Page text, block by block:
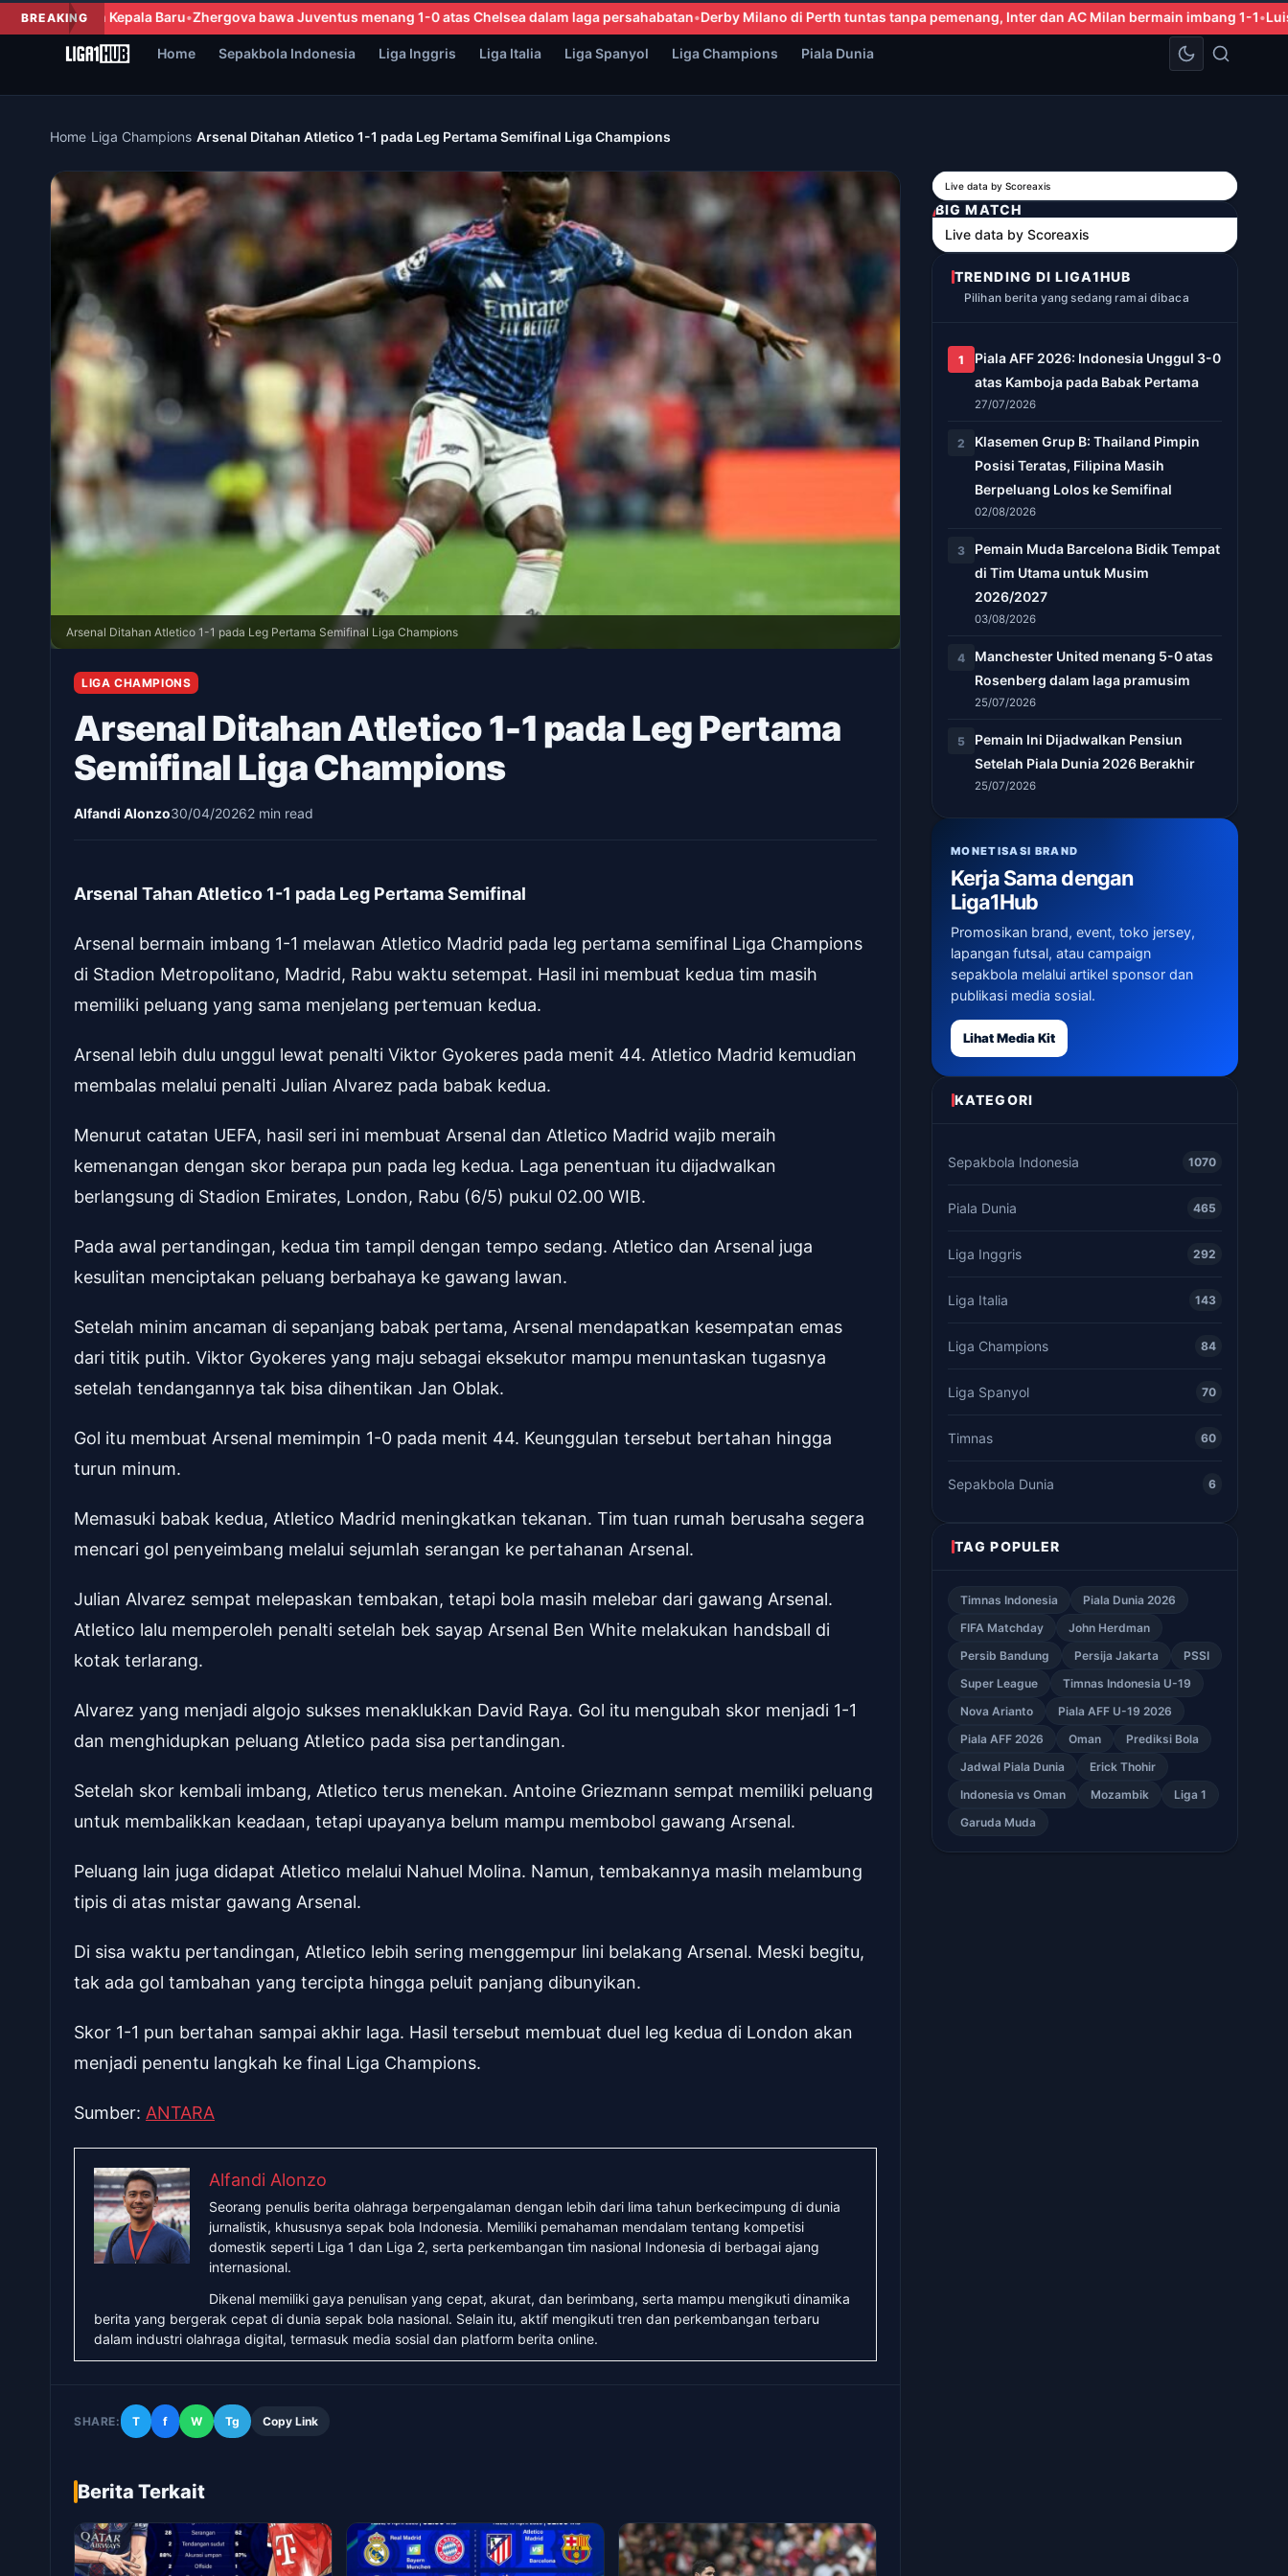
BREAKING
bawa Juventus menang 1-0 atas Chelsea dalam laga persahabatan Derby Milano di Perth tuntas tanpa pemenang, Inter dan AC Milan bermain imbang 1-1 Luis Figo Desak Presiden FIFA Gianni
Home Sepakbola Indonesia Liga Inggris Liga Italia Liga Spanyol Liga Champions Piala Dunia
Home Liga Champions Arsenal Ditahan Atletico 1-1 pada Leg Pertama Semifinal Liga Champions
Arsenal Ditahan Atletico 1-1 pada Leg Pertama Semifinal Liga Champions
LIGA CHAMPIONS
Arsenal Ditahan Atletico 1-1 pada Leg Pertama
Semifinal Liga Champions
Alfandi Alonzo30/04/20262 min read
Arsenal Tahan Atletico 1-1 pada Leg Pertama Semifinal
Arsenal bermain imbang 1-1 melawan Atletico Madrid pada leg pertama semifinal Liga Champions
di Stadion Metropolitano, Madrid, Rabu waktu setempat. Hasil ini membuat kedua tim masih
memiliki peluang yang sama menjelang pertemuan kedua.
Arsenal lebih dulu unggul lewat penalti Viktor Gyokeres pada menit 44. Atletico Madrid kemudian
membalas melalui penalti Julian Alvarez pada babak kedua.
Menurut catatan UEFA, hasil seri ini membuat Arsenal dan Atletico Madrid wajib meraih
kemenangan dengan skor berapa pun pada leg kedua. Laga penentuan itu dijadwalkan
berlangsung di Stadion Emirates, London, Rabu (6/5) pukul 02.00 WIB.
Pada awal pertandingan, kedua tim tampil dengan tempo sedang. Atletico dan Arsenal juga
kesulitan menciptakan peluang berbahaya ke gawang lawan.
Setelah minim ancaman di sepanjang babak pertama, Arsenal mendapatkan kesempatan emas
dari titik putih. Viktor Gyokeres yang maju sebagai eksekutor mampu menuntaskan tugasnya
setelah tendangannya tak bisa dihentikan Jan Oblak.
Gol itu membuat Arsenal memimpin 1-0 pada menit 44. Keunggulan tersebut bertahan hingga
turun minum.
Memasuki babak kedua, Atletico Madrid meningkatkan tekanan. Tim tuan rumah berusaha segera
mencari gol penyeimbang melalui sejumlah serangan ke pertahanan Arsenal.
Julian Alvarez sempat melepaskan tembakan, tetapi bola masih melebar dari gawang Arsenal.
Atletico lalu memperoleh penalti setelah bek sayap Arsenal Ben White melakukan handsball di
kotak terlarang.
Alvarez yang menjadi algojo sukses menaklukkan David Raya. Gol itu mengubah skor menjadi 1-1
dan menghidupkan peluang Atletico pada sisa pertandingan.
Setelah skor kembali imbang, Atletico terus menekan. Antoine Griezmann sempat memiliki peluang
untuk membalikkan keadaan, tetapi upayanya belum mampu membobol gawang Arsenal.
Peluang lain juga didapat Atletico melalui Nahuel Molina. Namun, tembakannya masih melambung
tipis di atas mistar gawang Arsenal.
Di sisa waktu pertandingan, Atletico lebih sering menggempur lini belakang Arsenal. Meski begitu,
tak ada gol tambahan yang tercipta hingga peluit panjang dibunyikan.
Skor 1-1 pun bertahan sampai akhir laga. Hasil tersebut membuat duel leg kedua di London akan
menjadi penentu langkah ke final Liga Champions.
Sumber: ANTARA
Alfandi Alonzo
Seorang penulis berita olahraga berpengalaman dengan lebih dari lima tahun berkecimpung di dunia
jurnalistik, khususnya sepak bola Indonesia. Memiliki pemahaman mendalam tentang kompetisi
domestik seperti Liga 1 dan Liga 2, serta perkembangan tim nasional Indonesia di berbagai ajang
internasional.
Dikenal memiliki gaya penulisan yang cepat, akurat, dan berimbang, serta mampu mengikuti dinamika
berita yang bergerak cepat di dunia sepak bola nasional. Selain itu, aktif mengikuti tren dan perkembangan terbaru
dalam industri olahraga digital, termasuk media sosial dan platform berita online.
SHARE: T f W Tg Copy Link
Berita Terkait
Live data by Scoreaxis
BIG MATCH
Live data by Scoreaxis
TRENDING DI LIGA1HUB
Pilihan berita yang sedang ramai dibaca
1
Piala AFF 2026: Indonesia Unggul 3-0
atas Kamboja pada Babak Pertama
27/07/2026
2
Klasemen Grup B: Thailand Pimpin
Posisi Teratas, Filipina Masih
Berpeluang Lolos ke Semifinal
02/08/2026
3
Pemain Muda Barcelona Bidik Tempat
di Tim Utama untuk Musim
2026/2027
03/08/2026
4
Manchester United menang 5-0 atas
Rosenberg dalam laga pramusim
25/07/2026
5
Pemain Ini Dijadwalkan Pensiun
Setelah Piala Dunia 2026 Berakhir
25/07/2026
MONETISASI BRAND
Kerja Sama dengan
Liga1Hub
Promosikan brand, event, toko jersey,
lapangan futsal, atau campaign
sepakbola melalui artikel sponsor dan
publikasi media sosial.
Lihat Media Kit
KATEGORI
Sepakbola Indonesia 1070
Piala Dunia 465
Liga Inggris 292
Liga Italia 143
Liga Champions 84
Liga Spanyol 70
Timnas 60
Sepakbola Dunia 6
TAG POPULER
Timnas Indonesia
Piala Dunia 2026
FIFA Matchday
John Herdman
Persib Bandung
Persija Jakarta
PSSI
Super League
Timnas Indonesia U-19
Nova Arianto
Piala AFF U-19 2026
Piala AFF 2026
Oman
Prediksi Bola
Jadwal Piala Dunia
Erick Thohir
Indonesia vs Oman
Mozambik
Liga 1
Garuda Muda